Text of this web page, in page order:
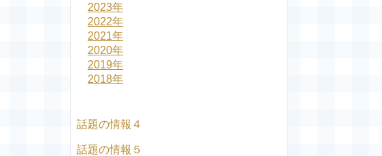
2023年
2022年
2021年
2020年
2019年
2018年
話題の情報４
話題の情報５